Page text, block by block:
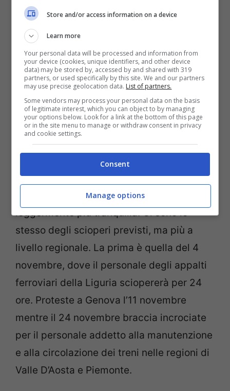
nazionale per il trasporto aereo invece è
quello del 25 novembre e questo rischierà
sul serio di paralizzare il
traffico.Ventiquattro ore di stop e di
astensione dal lavoro da parte di tutto il
personale navigante.
Treni: le giornate di sciopero
previste
Per quanto riguarda invece gli scioperi
ferroviari la situazione sembra essere
leggermente più tranquilla. Ci sono lo
stesso degli scioperi previsti, ma più a
livello regionale. La prima è quella del 4
novembre, dove il personale degli appalti
ferroviari della Liguria sciopererà per 24
ore. Proteste a Genova l’11 novembre
mentre il 24 novembre braccia incrociate
per il personale addetto alla manutenzione
e alla circolazione dei treni nelle regioni di
Valle D’Aosta e Piemonte.
Store and/or access information on a device
Learn more
Your personal data will be processed and information from
your device (cookies, unique identifiers, and other device
data) may be stored by, accessed by and shared with 319
partners, or used specifically by this site. We and our partners
may use precise geolocation data. List of partners.
Some vendors may process your personal data on the basis
of legitimate interest, which you can object to by managing
your options below. Look for a link at the bottom of this page
or in the site menu to manage or withdraw consent in privacy
and cookie settings.
Consent
Manage options